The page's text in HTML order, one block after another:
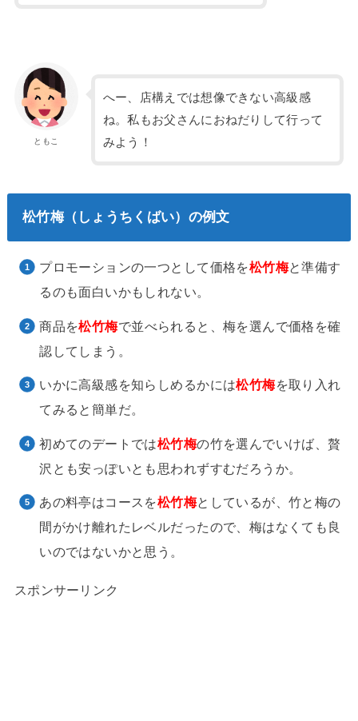
ともこ
へー、店構えでは想像できない高級感
ね。私もお父さんにおねだりして行って
みよう！
松竹梅（しょうちくばい）の例文
プロモーションの一つとして価格を松竹梅と準備す
るのも面白いかもしれない。
商品を松竹梅で並べられると、梅を選んで価格を確
認してしまう。
いかに高級感を知らしめるかには松竹梅を取り入れ
てみると簡単だ。
初めてのデートでは松竹梅の竹を選んでいけば、贅
沢とも安っぽいとも思われずすむだろうか。
あの料亭はコースを松竹梅としているが、竹と梅の
間がかけ離れたレベルだったので、梅はなくても良
いのではないかと思う。
スポンサーリンク